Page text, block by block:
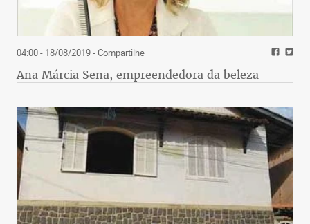
04:00 - 18/08/2019- Compartilhe
Ana Márcia Sena, empreendedora da beleza